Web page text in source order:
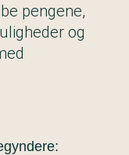
pengene,
og